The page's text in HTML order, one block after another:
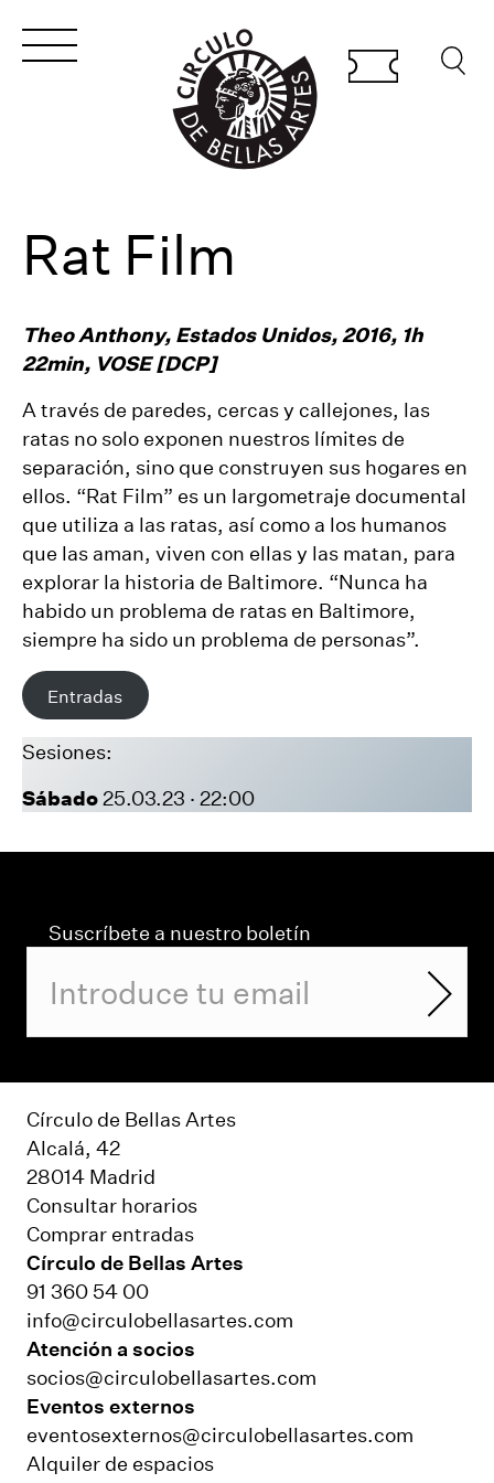
Rat Film
Theo Anthony, Estados Unidos, 2016, 1h
22min, VOSE [DCP]
A través de paredes, cercas y callejones, las
ratas no solo exponen nuestros límites de
separación, sino que construyen sus hogares en
ellos. “Rat Film” es un largometraje documental
que utiliza a las ratas, así como a los humanos
que las aman, viven con ellas y las matan, para
explorar la historia de Baltimore. “Nunca ha
habido un problema de ratas en Baltimore,
siempre ha sido un problema de personas”.
Entradas
Sesiones:
Sábado25.03.23 · 22:00
Suscríbete a nuestro boletín
Círculo de Bellas Artes
Alcalá, 42
28014 Madrid
Consultar horarios
Comprar entradas
Círculo de Bellas Artes
91 360 54 00
info@circulobellasartes.com
Atención a socios
socios@circulobellasartes.com
Eventos externos
eventosexternos@circulobellasartes.com
Alquiler de espacios